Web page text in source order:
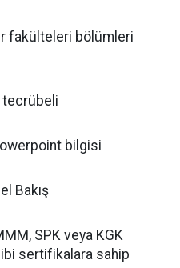
fakülteleri bölümleri
tecrübeli
bilgisi
Bakış
SPK veya KGK
sertifikalara sahip